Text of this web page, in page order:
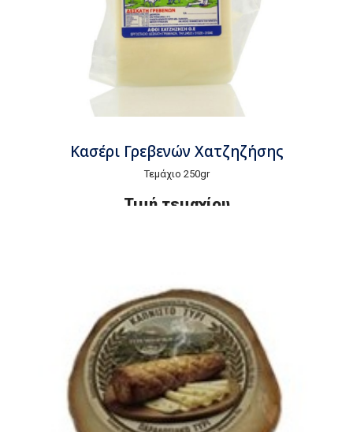
Κασέρι Γρεβενών Χατζηζήσης
Τεμάχιο 250gr
Τιμή τεμαχίου